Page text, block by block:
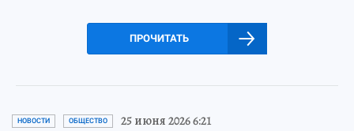
ПРОЧИТАТЬ
НОВОСТИ ОБЩЕСТВО 25 июня 2026 6:21